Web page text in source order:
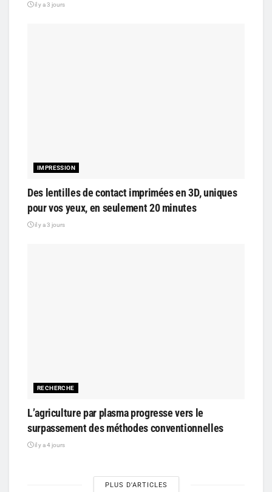
il y a 3 jours
IMPRESSION
Des lentilles de contact imprimées en 3D, uniques
pour vos yeux, en seulement 20 minutes
il y a 3 jours
RECHERCHE
L’agriculture par plasma progresse vers le
surpassement des méthodes conventionnelles
il y a 4 jours
PLUS D'ARTICLES